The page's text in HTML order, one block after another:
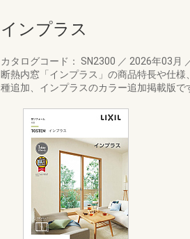
インプラス
カタログコード： SN2300 ／ 2026年03月
断熱内窓「インプラス」の商品特長や仕
種追加、インプラスのカラー追加掲載版で